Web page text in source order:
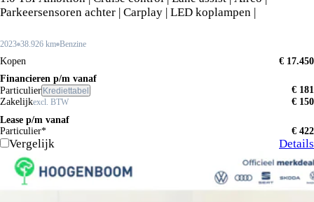
Parkeersensoren achter | Carplay | LED koplampen |
2023 38.926 km Benzine
Kopen
€ 17.450
Financieren p/m vanaf
Particulier Krediettabel
€ 181
Zakelijkexcl. BTW
€ 150
Lease p/m vanaf
Particulier*
€ 422
Vergelijk Details